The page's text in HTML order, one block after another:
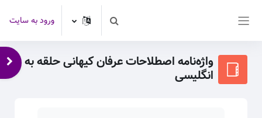
Toggle search inputورود به سایت
واژه‌نامه اصطلاحات عرفان کیهانی حلقه به
انگلیسی